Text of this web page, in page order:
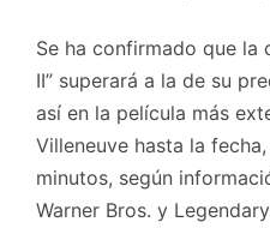
Se ha confirmado que la
II” superará a la de su
así en la película más
Villeneuve hasta la
minutos, según
Warner Bros. y